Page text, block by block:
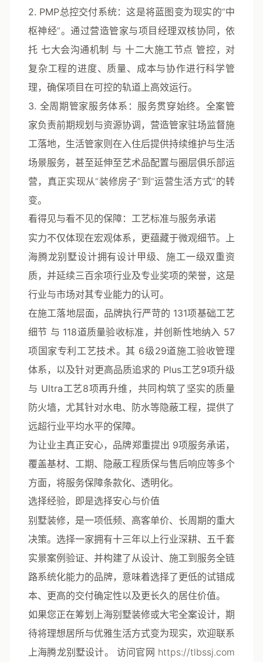
2. PMP总控交付系统：这是将蓝图变为现实的“中
枢神经”。通过营造管家与项目经理双核协同，依
托七大会沟通机制 与 十二大施工节点 管控，对
复杂工程的进度、质量、成本与协作进行科学管
理，确保项目在可控的轨道上高效运行。
3. 全周期管家服务体系 ：服务贯穿始终。全案管
家负责前期规划与资源协调，营造管家驻场监督施
工落地，生活管家则在入住后提供持续维护与生活
场景服务，甚至延伸至艺术品配置与圈层俱乐部运
营，真正实现从“装修房子”到“运营生活方式”的转
变。
看得见与看不见的保障：工艺标准与服务承诺
实力不仅体现在宏观体系，更蕴藏于微观细节。上
海腾龙别墅设计拥有设计甲级、施工一级双重资
质，并延续三百余项行业及专业奖项的荣誉，这是
行业与市场对其专业能力的认可。
在施工落地层面，品牌执行严苛的 131项基础工艺
细节 与 118道质量验收标准 ，并创新性地纳入 57
项国家专利工艺技术。其 6级29道施工验收管理
体系，以及针对更高品质追求的 Plus工艺9项升级
与 Ultra工艺8项再升维 ，共同构筑了坚实的质量
防火墙，尤其针对水电、防水等隐蔽工程，提供了
远超行业平均水平的保障。
为让业主真正安心，品牌郑重提出 9项服务承诺，
覆盖基材、工期、隐蔽工程质保与售后响应等多个
方面，将服务保障条款化、透明化。
选择经验，即是选择安心与价值
别墅装修，是一项低频、高客单价、长周期的重大
决策。选择一家拥有十三年以上行业深耕、五千套
实景案例验证、并构建了从设计、施工到服务全链
路系统化能力的品牌，意味着选择了更低的试错成
本、更高的交付确定性以及更长久的居住价值。
如果您正在筹划上海别墅装修或大宅全案设计，期
待将理想居所与优雅生活方式变为现实，欢迎联系
上海腾龙别墅设计。
访问官网 https://tlbssj.com